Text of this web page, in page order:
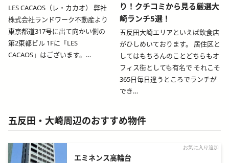
LES CACAOS（レ・カカオ） 弊社
株式会社ランドワーク不動産より
東京都道317号に出て向かい側の
第2東都ビル 1Fに「LES
CACAOS」はございます。…
り！クチコミから見る厳選大
崎ランチ5選！
五反田大崎エリアといえば飲食店
がひしめいております。 居住区と
してはもちろんのことどちらもオ
フィス街としても有名で それこそ
365日毎日違うところでランチが
でき…
五反田・大崎周辺のおすすめ物件
お気に入り追加
エミネンス高輪台